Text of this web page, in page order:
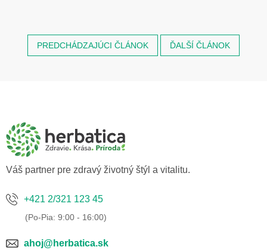
PREDCHÁDZAJÚCI ČLÁNOK ĎALŠÍ ČLÁNOK
Váš partner pre zdravý životný štýl a vitalitu.
+421 2/321 123 45
ahoj@herbatica.sk